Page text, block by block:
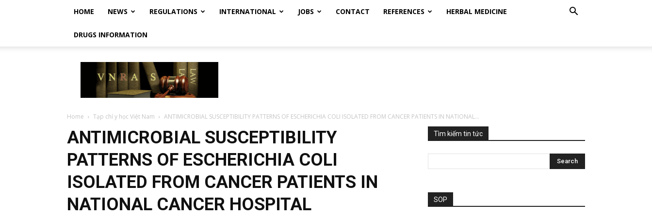
HOME NEWS REGULATIONS INTERNATIONAL JOBS CONTACT REFERENCES HERBAL MEDICINE
DRUGS INFORMATION
Vietnam
Regulatory
Affairs
Society
Luật
Việt
Nam
Home Tạp chí y học Việt Nam ANTIMICROBIAL SUSCEPTIBILITY PATTERNS OF ESCHERICHIA COLI ISOLATED FROM CANCER PATIENTS IN NATIONAL...
ANTIMICROBIAL SUSCEPTIBILITY
PATTERNS OF ESCHERICHIA COLI
ISOLATED FROM CANCER PATIENTS IN
NATIONAL CANCER HOSPITAL
Tìm kiếm tin tức
SOP